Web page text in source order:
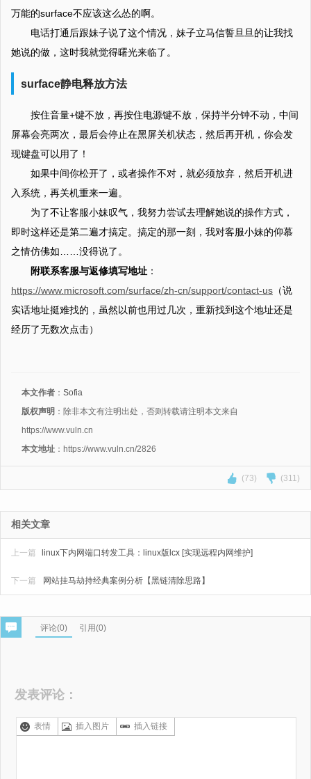
万能的surface不应该这么怂的啊。
电话打通后跟妹子说了这个情况，妹子立马信誓旦旦的让我找
她说的做，这时我就觉得曙光来临了。
surface静电释放方法
按住音量+键不放，再按住电源键不放，保持半分钟不动，中间
屏幕会亮两次，最后会停止在黑屏关机状态，然后再开机，你会发
现键盘可以用了！
如果中间你松开了，或者操作不对，就必须放弃，然后开机进
入系统，再关机重来一遍。
为了不让客服小妹叹气，我努力尝试去理解她说的操作方式，
即时这样还是第二遍才搞定。搞定的那一刻，我对客服小妹的仰慕
之情仿佛如……没得说了。
附联系客服与返修填写地址 ：
https://www.microsoft.com/surface/zh-cn/support/contact-us （说
实话地址挺难找的，虽然以前也用过几次，重新找到这个地址还是
经历了无数次点击）
本文作者 ： Sofia
版权声明 ：除非本文有注明出处，否则转载请注明本文来自
https://www.vuln.cn
本文地址 ：https://www.vuln.cn/2826
(73) (311)
相关文章
上一篇 linux下内网端口转发工具：linux版lcx [实现远程内网维护]
网站挂马劫持经典案例分析【黑链清除思路】
下一篇
评论(0) 引用(0)
发表评论：
表情 插入图片 插入链接